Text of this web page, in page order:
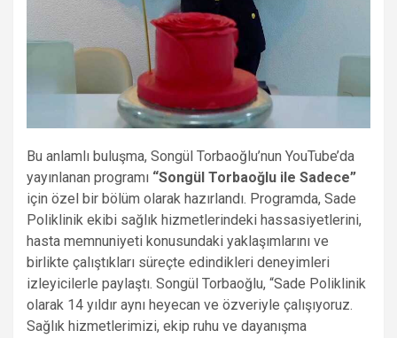
Bu anlamlı buluşma, Songül Torbaoğlu’nun YouTube’da
yayınlanan programı “Songül Torbaoğlu ile Sadece”
için özel bir bölüm olarak hazırlandı. Programda, Sade
Poliklinik ekibi sağlık hizmetlerindeki hassasiyetlerini,
hasta memnuniyeti konusundaki yaklaşımlarını ve
birlikte çalıştıkları süreçte edindikleri deneyimleri
izleyicilerle paylaştı. Songül Torbaoğlu, “Sade Poliklinik
olarak 14 yıldır aynı heyecan ve özveriyle çalışıyoruz.
Sağlık hizmetlerimizi, ekip ruhu ve dayanışma